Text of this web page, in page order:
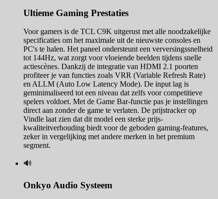
Ultieme Gaming Prestaties
Voor gamers is de TCL C9K uitgerust met alle noodzakelijke
specificaties om het maximale uit de nieuwste consoles en
PC's te halen. Het paneel ondersteunt een verversingssnelheid
tot 144Hz, wat zorgt voor vloeiende beelden tijdens snelle
actiescènes. Dankzij de integratie van HDMI 2.1 poorten
profiteer je van functies zoals VRR (Variable Refresh Rate)
en ALLM (Auto Low Latency Mode). De input lag is
geminimaliseerd tot een niveau dat zelfs voor competitieve
spelers voldoet. Met de Game Bar-functie pas je instellingen
direct aan zonder de game te verlaten. De prijstracker op
Vindle laat zien dat dit model een sterke prijs-
kwaliteitverhouding biedt voor de geboden gaming-features,
zeker in vergelijking met andere merken in het premium
segment.
🔊
Onkyo Audio Systeem